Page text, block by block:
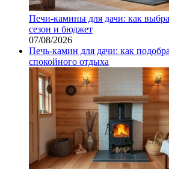
Печи-камины для дачи: как
сезон и бюджет
07/08/2026
Печь-камин для дачи: как
спокойного отдыха